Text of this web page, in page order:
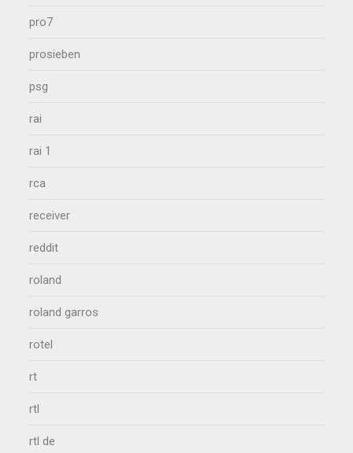
pro7
prosieben
psg
rai
rai 1
rca
receiver
reddit
roland
roland garros
rotel
rt
rtl
rtl de